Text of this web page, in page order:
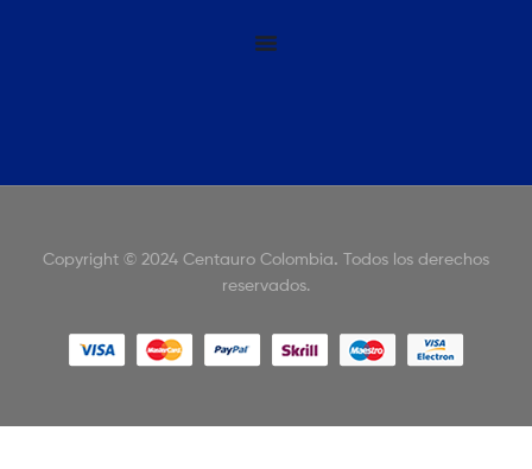
Copyright © 2024 Centauro Colombia. Todos los derechos
reservados.